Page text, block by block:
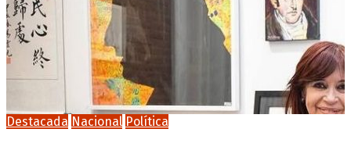
Destacada Nacional Política